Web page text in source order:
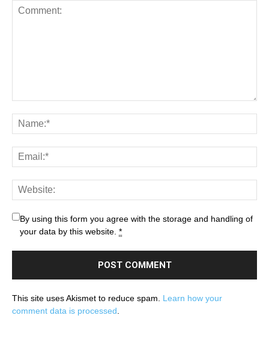
By using this form you agree with the storage and handling of
your data by this website. *
This site uses Akismet to reduce spam. Learn how your
comment data is processed